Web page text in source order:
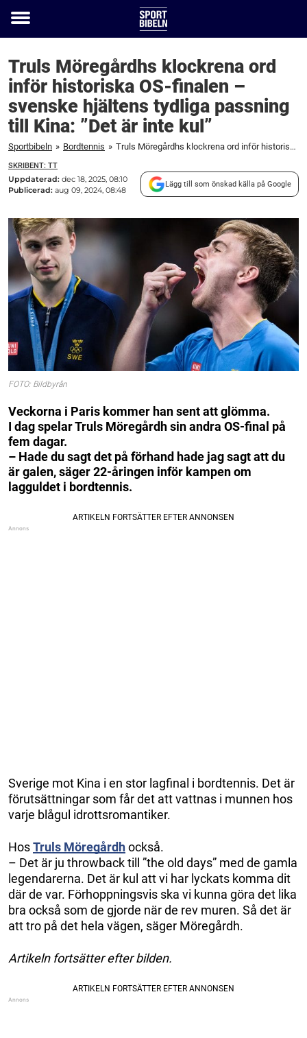
Toggle
Truls Möregårdhs klockrena ord
inför historiska OS-finalen –
svenske hjältens tydliga passning
till Kina: ”Det är inte kul”
Sportbibeln » Bordtennis » Truls Möregårdhs klockrena ord inför historiska OS-finalen – svenske hjältens tydliga passning till Kina: "Det är inte kul"
SKRIBENT: TT
Uppdaterad: dec 18, 2025, 08:10
Publicerad: aug 09, 2024, 08:48
Lägg till som önskad källa på Google
FOTO: Bildbyrån
Veckorna i Paris kommer han sent att glömma.
I dag spelar Truls Möregårdh sin andra OS-final på
fem dagar.
– Hade du sagt det på förhand hade jag sagt att du
är galen, säger 22-åringen inför kampen om
lagguldet i bordtennis.
Sverige mot Kina i en stor lagfinal i bordtennis. Det är
förutsättningar som får det att vattnas i munnen hos
varje blågul idrottsromantiker.
HosTruls Möregårdhockså.
– Det är ju throwback till ”the old days” med de gamla
legendarerna. Det är kul att vi har lyckats komma dit
där de var. Förhoppningsvis ska vi kunna göra det lika
bra också som de gjorde när de rev muren. Så det är
att tro på det hela vägen, säger Möregårdh.
Artikeln fortsätter efter bilden.